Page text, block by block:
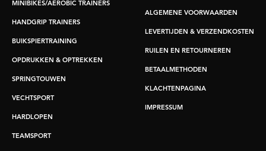
MINIBIKES/AEROBIC TRAINERS
HANDGRIP TRAINERS
BUIKSPIERTRAINING
OPDRUKKEN & OPTREKKEN
SPRINGTOUWEN
VECHTSPORT
HARDLOPEN
TEAMSPORT
ALGEMENE VOORWAARDEN
LEVERTIJDEN & VERZENDKOSTEN
RUILEN EN RETOURNEREN
BETAALMETHODEN
KLACHTENPAGINA
IMPRESSUM